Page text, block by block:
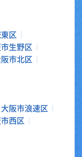
区
生野区
阪市北区
大阪市浪速区
西区